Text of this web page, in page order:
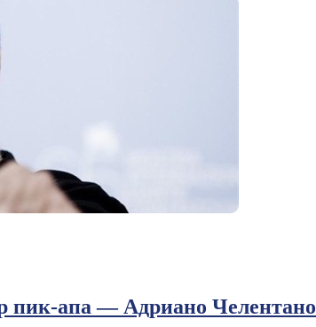
пик-апа — Адриано Челентано